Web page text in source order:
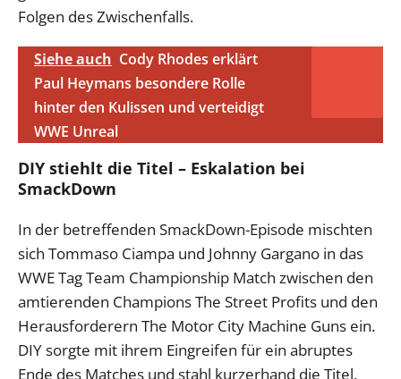
Folgen des Zwischenfalls.
Siehe auch Cody Rhodes erklärt
Paul Heymans besondere Rolle
hinter den Kulissen und verteidigt
WWE Unreal
DIY stiehlt die Titel – Eskalation bei
SmackDown
In der betreffenden SmackDown-Episode mischten
sich Tommaso Ciampa und Johnny Gargano in das
WWE Tag Team Championship Match zwischen den
amtierenden Champions The Street Profits und den
Herausforderern The Motor City Machine Guns ein.
DIY sorgte mit ihrem Eingreifen für ein abruptes
Ende des Matches und stahl kurzerhand die Titel.